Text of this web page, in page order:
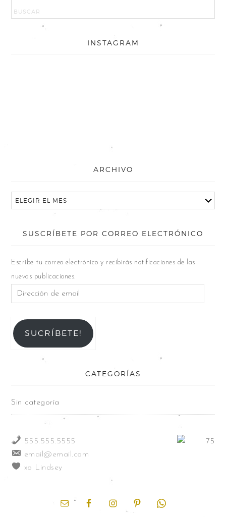
INSTAGRAM
ARCHIVO
SUSCRÍBETE POR CORREO ELECTRÓNICO
Escribe tu correo electrónico y recibirás notificaciones de las
nuevas publicaciones.
SUCRÍBETE!
CATEGORÍAS
Sin categoría
555.555.5555
email@email.com
xo Lindsey